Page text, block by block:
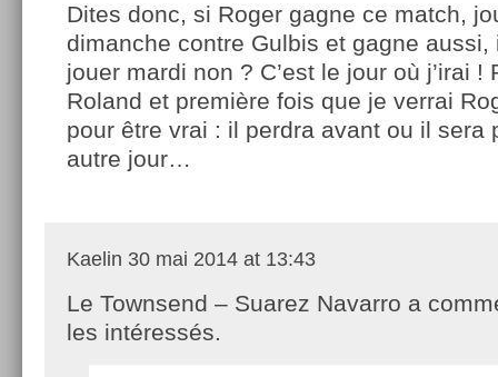
Dites donc, si Roger gagne ce match,
dimanche contre Gulbis et gagne aussi,
jouer mardi non ? C’est le jour où j’irai !
Roland et première fois que je verrai
pour être vrai : il perdra avant ou il sera
autre jour…
Kaelin 30 mai 2014 at 13:43
Le Townsend – Suarez Navarro a
les intéressés.